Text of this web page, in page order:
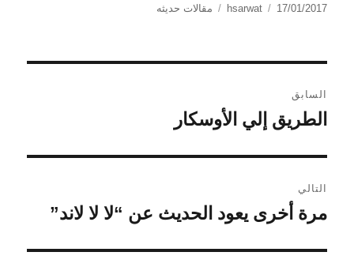
الكاتب hsarwat
نُشرت 17/01/2017 التصنيفات
مقالات حديثه
المقالات
السابق
المقالة
الطريق إلي الأوسكار
التالي
المقالة
مرة أخرى يعود الحديث عن “لا لا لاند”